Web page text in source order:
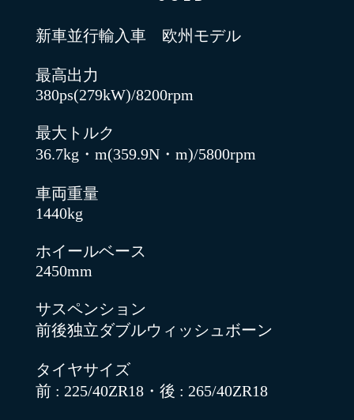
新車並行輸入車 欧州モデル
最高出力
380ps(279kW)/8200rpm
最大トルク
36.7kg・m(359.9N・m)/5800rpm
車両重量
1440kg
ホイールベース
2450mm
サスペンション
前後独立ダブルウィッシュボーン
タイヤサイズ
前 : 225/40ZR18・後 : 265/40ZR18